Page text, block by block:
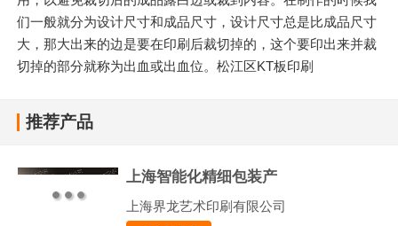
们一般就分为设计尺寸和成品尺寸，设计尺寸总是比成品尺寸
大，那大出来的边是要在印刷后裁切掉的，这个要印出来并裁
切掉的部分就称为出血或出血位。松江区KT板印刷
推荐产品
上海智能化精细包装产
上海界龙艺术印刷有限公司